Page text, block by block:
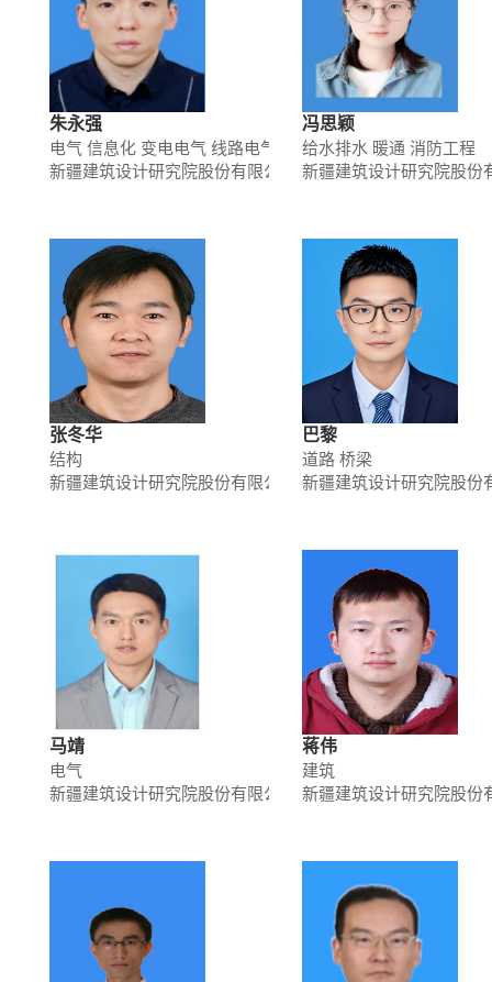
朱永强
电气 信息化 变电电气 线路电气
新疆建筑设计研究院股份有限公司
冯思颖
给水排水 暖通 消防工程
新疆建筑设计研究院股份
张冬华
结构
新疆建筑设计研究院股份有限公司
巴黎
道路 桥梁
新疆建筑设计研究院股份
马靖
电气
新疆建筑设计研究院股份有限公司
蒋伟
建筑
新疆建筑设计研究院股份